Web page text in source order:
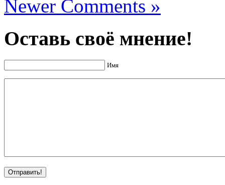
Newer Comments »
Оставь своё мнение!
Имя